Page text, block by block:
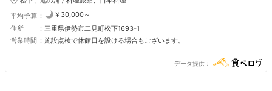
平均予算
￥30,000～
住所
三重県伊勢市二見町松下1693-1
営業時間
施設点検で休館日を設ける場合もございます。
データ提供